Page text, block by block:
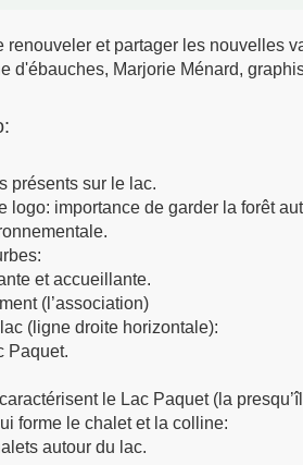
renouveler et partager les nouvelles
d'ébauches, Marjorie Ménard,
présents sur le lac.
importance de garder la forêt
et accueillante.
(l’association)
(ligne droite horizontale):
le Lac Paquet (la
forme le chalet et la colline:
autour du lac.